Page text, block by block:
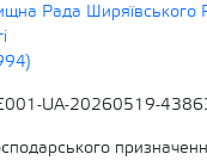
Рада Ширяївського
UA-20260519-